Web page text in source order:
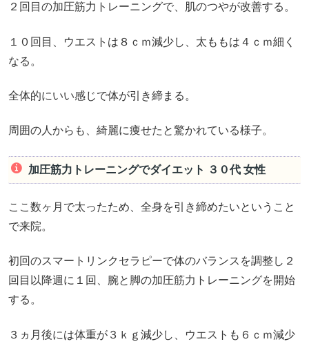
２回目の加圧筋力トレーニングで、肌のつやが改善する。
１０回目、ウエストは８ｃｍ減少し、太ももは４ｃｍ細く
なる。
全体的にいい感じで体が引き締まる。
周囲の人からも、綺麗に痩せたと驚かれている様子。
加圧筋力トレーニングでダイエット ３０代 女性
ここ数ヶ月で太ったため、全身を引き締めたいということ
で来院。
初回のスマートリンクセラピーで体のバランスを調整し２
回目以降週に１回、腕と脚の加圧筋力トレーニングを開始
する。
３ヵ月後には体重が３ｋｇ減少し、ウエストも６ｃｍ減少